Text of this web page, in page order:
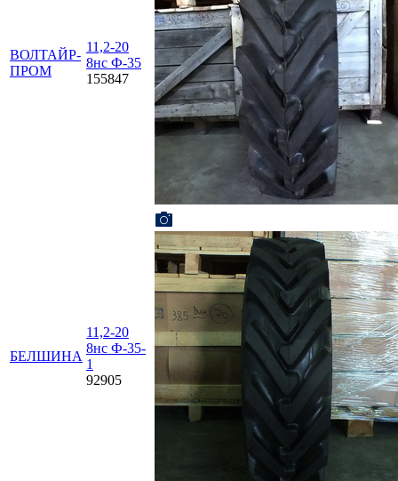
ВОЛТАЙР-
ПРОМ
11,2-20
8нс Ф-35
155847
БЕЛШИНА
11,2-20
8нс Ф-35-
1
92905